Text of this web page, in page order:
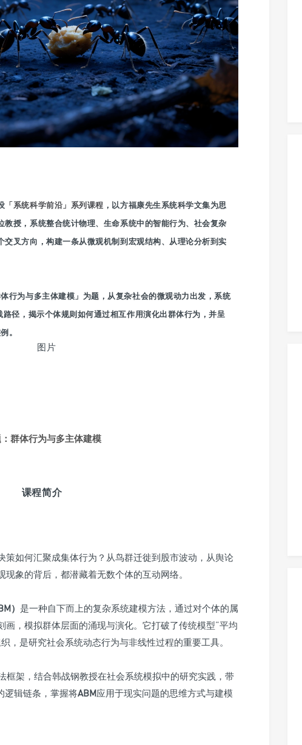
「系统科学前沿」系列课程 ，以方福康先生系统科学文集为思
教授，系统整合统计物理、生命系统中的智能行为、社会复杂
交叉方向，构建一条从微观机制到宏观结构、从理论分析到实
行为与多主体建模」为题，从复杂社会的微观动力出发，系统
径，揭示个体规则如何通过相互作用演化出群体行为，并呈
。
群体行为与多主体建模
课程简介
策如何汇聚成集体行为？从鸟群迁徙到股市波动，从舆论
象的背后，都潜藏着无数个体的互动网络。
） 是一种自下而上的复杂系统建模方法，通过对个体的属
，模拟群体层面的涌现与演化。它打破了传统模型“平均
，是研究社会系统动态行为与非线性过程的重要工具。
框架，结合韩战钢教授在社会系统模拟中的研究实践，带
逻辑链条，掌握将ABM应用于现实问题的思维方式与建模